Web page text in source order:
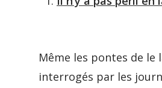
Même les pontes de le
interrogés par les